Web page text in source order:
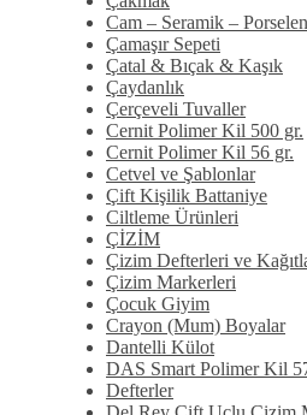
Cam – Seramik –
Çamaşır Sepeti
Çatal & Bıçak & Kaşık
Çaydanlık
Çerçeveli Tuvaller
Cernit Polimer Kil 500 gr.
Cernit Polimer Kil 56 gr.
Cetvel ve Şablonlar
Çift Kişilik Battaniye
Ciltleme Ürünleri
ÇİZİM
Çizim Defterleri ve
Çizim Markerleri
Çocuk Giyim
Crayon (Mum) Boyalar
Dantelli Külot
DAS Smart Polimer Kil
Defterler